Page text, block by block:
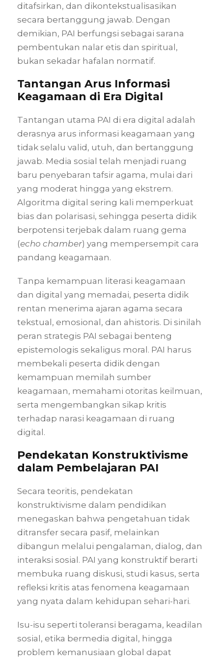
ditafsirkan, dan dikontekstualisasikan
secara bertanggung jawab. Dengan
demikian, PAI berfungsi sebagai sarana
pembentukan nalar etis dan spiritual,
bukan sekadar hafalan normatif.
Tantangan Arus Informasi
Keagamaan di Era Digital
Tantangan utama PAI di era digital adalah
derasnya arus informasi keagamaan yang
tidak selalu valid, utuh, dan bertanggung
jawab. Media sosial telah menjadi ruang
baru penyebaran tafsir agama, mulai dari
yang moderat hingga yang ekstrem.
Algoritma digital sering kali memperkuat
bias dan polarisasi, sehingga peserta didik
berpotensi terjebak dalam ruang gema
(echo chamber) yang mempersempit cara
pandang keagamaan.
Tanpa kemampuan literasi keagamaan
dan digital yang memadai, peserta didik
rentan menerima ajaran agama secara
tekstual, emosional, dan ahistoris. Di sinilah
peran strategis PAI sebagai benteng
epistemologis sekaligus moral. PAI harus
membekali peserta didik dengan
kemampuan memilah sumber
keagamaan, memahami otoritas keilmuan,
serta mengembangkan sikap kritis
terhadap narasi keagamaan di ruang
digital.
Pendekatan Konstruktivisme
dalam Pembelajaran PAI
Secara teoritis, pendekatan
konstruktivisme dalam pendidikan
menegaskan bahwa pengetahuan tidak
ditransfer secara pasif, melainkan
dibangun melalui pengalaman, dialog, dan
interaksi sosial. PAI yang konstruktif berarti
membuka ruang diskusi, studi kasus, serta
refleksi kritis atas fenomena keagamaan
yang nyata dalam kehidupan sehari-hari.
Isu-isu seperti toleransi beragama, keadilan
sosial, etika bermedia digital, hingga
problem kemanusiaan global dapat